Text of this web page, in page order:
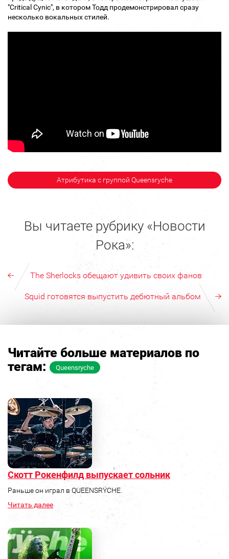
"Critical Cynic", в котором Тодд продемонстрировал сразу
несколько вокальных стилей.
Атрибутика с группой Queensryche
Вы читаете рубрику «Новости
Рока»:
The Sherlocks обещают удивить своих фанов
Squid готовятся выпустить дебютный альбом
Читайте больше материалов по
тегам:
Queensryche
Скотт Рокенфилд выпускает сольник
Раньше он играл в QUEENSRŸCHE.
Читать далее